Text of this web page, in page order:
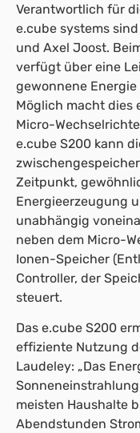
Verantwortlich für
e.cube systems
und Axel Joost.
verfügt über eine
gewonnene
Möglich macht dies
Micro-
e.cube S200 kann
Zeitpunkt,
Energieerzeugung
unabhängig
neben dem Micro-
Ionen-Speicher
Controller, der
steuert.
Das e.cube S200
effiziente Nutzung
Laudeley: „Das
meisten Haushalte
Abendstunden